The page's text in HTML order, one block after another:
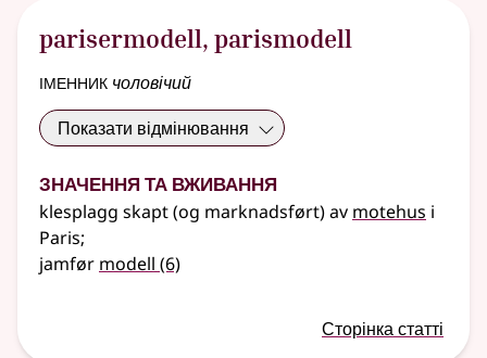
parisermodell, parismodell
іменник чоловічий
Показати відмінювання
Значення та вживання
klesplagg skapt (og marknadsført) av motehus i
Paris;
jamfør modell (6)
Сторінка статті